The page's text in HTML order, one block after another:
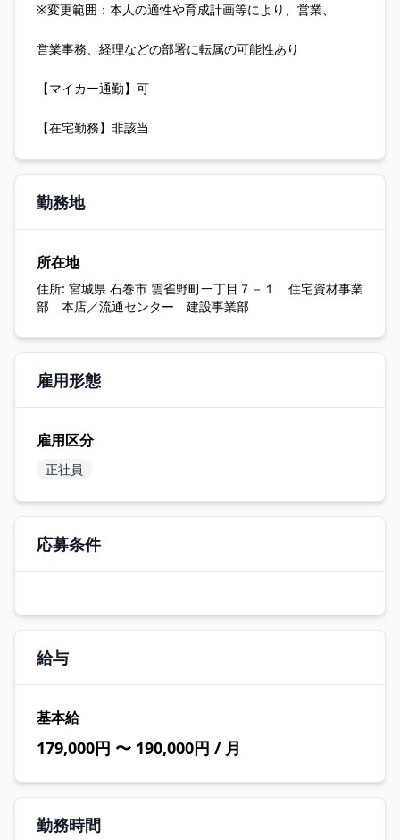
※変更範囲：本人の適性や育成計画等により、営業、
営業事務、経理などの部署に転属の可能性あり
【マイカー通勤】可
【在宅勤務】非該当
勤務地
所在地
住所: 宮城県 石巻市 雲雀野町一丁目７－１ 住宅資材事業
部 本店／流通センター 建設事業部
雇用形態
雇用区分
正社員
応募条件
給与
基本給
179,000円 〜 190,000円 / 月
勤務時間